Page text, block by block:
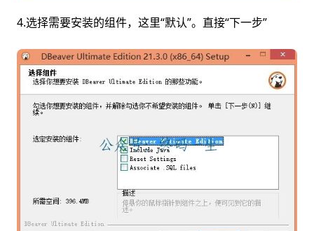
4.选择需要安装的组件，这里“默认”。直接“下一步”